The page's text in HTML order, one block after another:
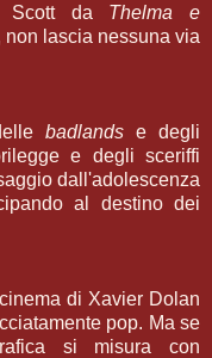
Scott da Thelma e
non lascia nessuna via
badlands e degli
e degli sceriffi
dall'adolescenza
al destino dei
di Xavier Dolan
pop. Ma se
si misura con